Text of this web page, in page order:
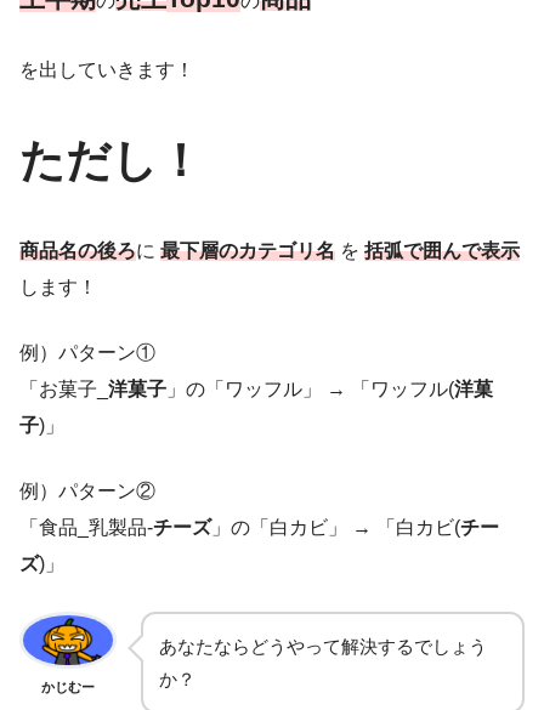
を出していきます！
ただし！
商品名の後ろに 最下層のカテゴリ名 を 括弧で囲んで表示
します！
例）パターン①
「お菓子_ 洋菓子 」の「ワッフル」 → 「ワッフル(洋菓
子)」
例）パターン②
「食品_乳製品-チーズ」の「白カビ」 → 「白カビ(チー
ズ)」
かじむー
あなたならどうやって解決するでしょう
か？